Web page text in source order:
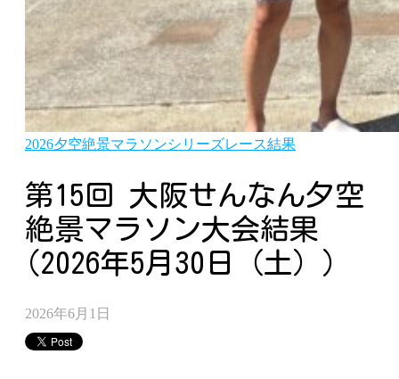
2026夕空絶景マラソンシリーズレース結果
第15回 大阪せんなん夕空
絶景マラソン大会結果
(2026年5月30日（土）)
2026年6月1日